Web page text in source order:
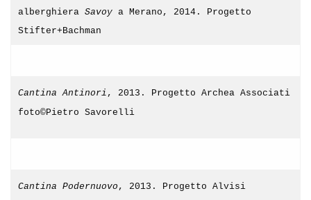
alberghiera Savoy a Merano, 2014. Progetto
Stifter+Bachman
Cantina Antinori , 2013. Progetto Archea Associati
foto©Pietro Savorelli
Cantina Podernuovo , 2013. Progetto Alvisi